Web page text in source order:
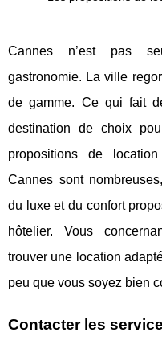
Cannes n’est pas
gastronomie. La ville
de gamme. Ce qui fait
destination de choix
propositions de
Cannes sont
du luxe et du confort
hôtelier. Vous
trouver une location
peu que vous soyez bien
Contacter les